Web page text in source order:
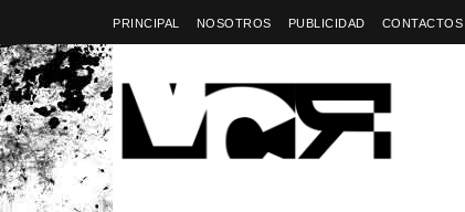
PRINCIPAL NOSOTROS PUBLICIDAD CONTACTOS